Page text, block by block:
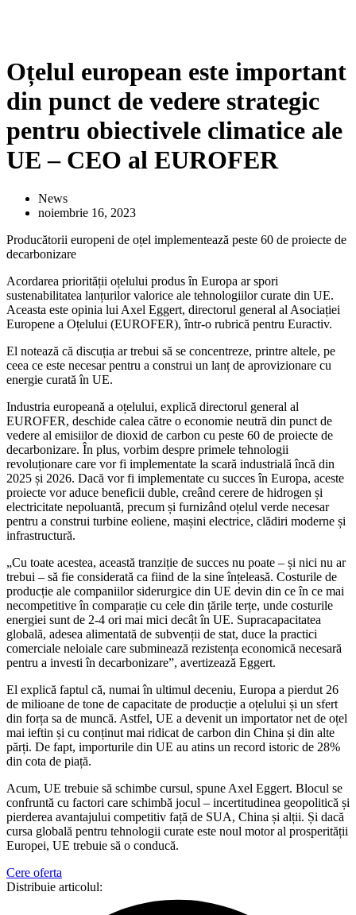
Oțelul european este important
din punct de vedere strategic
pentru obiectivele climatice ale
UE – CEO al EUROFER
News
noiembrie 16, 2023
Producătorii europeni de oțel implementează peste 60 de proiecte de
decarbonizare
Acordarea priorității oțelului produs în Europa ar spori
sustenabilitatea lanțurilor valorice ale tehnologiilor curate din UE.
Aceasta este opinia lui Axel Eggert, directorul general al Asociației
Europene a Oțelului (EUROFER), într-o rubrică pentru Euractiv.
El notează că discuția ar trebui să se concentreze, printre altele, pe
ceea ce este necesar pentru a construi un lanț de aprovizionare cu
energie curată în UE.
Industria europeană a oțelului, explică directorul general al
EUROFER, deschide calea către o economie neutră din punct de
vedere al emisiilor de dioxid de carbon cu peste 60 de proiecte de
decarbonizare. În plus, vorbim despre primele tehnologii
revoluționare care vor fi implementate la scară industrială încă din
2025 și 2026. Dacă vor fi implementate cu succes în Europa, aceste
proiecte vor aduce beneficii duble, creând cerere de hidrogen și
electricitate nepoluantă, precum și furnizând oțelul verde necesar
pentru a construi turbine eoliene, mașini electrice, clădiri moderne și
infrastructură.
„Cu toate acestea, această tranziție de succes nu poate – și nici nu ar
trebui – să fie considerată ca fiind de la sine înțeleasă. Costurile de
producție ale companiilor siderurgice din UE devin din ce în ce mai
necompetitive în comparație cu cele din țările terțe, unde costurile
energiei sunt de 2-4 ori mai mici decât în UE. Supracapacitatea
globală, adesea alimentată de subvenții de stat, duce la practici
comerciale neloiale care subminează rezistența economică necesară
pentru a investi în decarbonizare”, avertizează Eggert.
El explică faptul că, numai în ultimul deceniu, Europa a pierdut 26
de milioane de tone de capacitate de producție a oțelului și un sfert
din forța sa de muncă. Astfel, UE a devenit un importator net de oțel
mai ieftin și cu conținut mai ridicat de carbon din China și din alte
părți. De fapt, importurile din UE au atins un record istoric de 28%
din cota de piață.
Acum, UE trebuie să schimbe cursul, spune Axel Eggert. Blocul se
confruntă cu factori care schimbă jocul – incertitudinea geopolitică și
pierderea avantajului competitiv față de SUA, China și alții. Și dacă
cursa globală pentru tehnologii curate este noul motor al prosperității
Europei, UE trebuie să o conducă.
Cere oferta
Distribuie articolul: